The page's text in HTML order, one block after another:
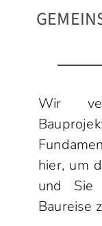
Wir
hier, um
und Sie
Baureise